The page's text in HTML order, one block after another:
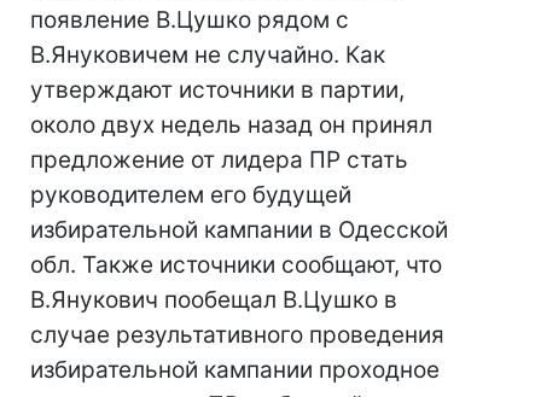
появление В.Цушко рядом с
В.Януковичем не случайно. Как
утверждают источники в партии,
около двух недель назад он принял
предложение от лидера ПР стать
руководителем его будущей
избирательной кампании в Одесской
обл. Также источники сообщают, что
В.Янукович пообещал В.Цушко в
случае результативного проведения
избирательной кампании проходное